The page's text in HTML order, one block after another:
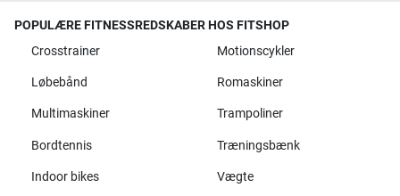
POPULÆRE FITNESSREDSKABER HOS FITSHOP
Crosstrainer
Motionscykler
Løbebånd Romaskiner
Multimaskiner Trampoliner
Bordtennis Træningsbænk
Indoor bikes Vægte